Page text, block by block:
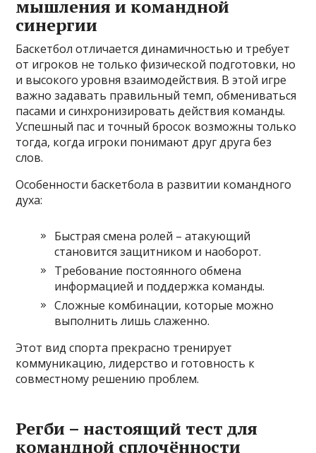
мышления и командной
синергии
Баскетбол отличается динамичностью и требует
от игроков не только физической подготовки, но
и высокого уровня взаимодействия. В этой игре
важно задавать правильный темп, обмениваться
пасами и синхронизировать действия команды.
Успешный пас и точный бросок возможны только
тогда, когда игроки понимают друг друга без
слов.
Особенности баскетбола в развитии командного
духа:
Быстрая смена ролей – атакующий
становится защитником и наоборот.
Требование постоянного обмена
информацией и поддержка команды.
Сложные комбинации, которые можно
выполнить лишь слаженно.
Этот вид спорта прекрасно тренирует
коммуникацию, лидерство и готовность к
совместному решению проблем.
Регби – настоящий тест для
командной сплочённости